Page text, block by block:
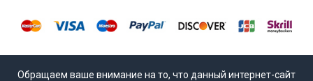
необходимость регулярного ухода, например покрытием
Обращаем ваше внимание на то, что данный интернет-сайт